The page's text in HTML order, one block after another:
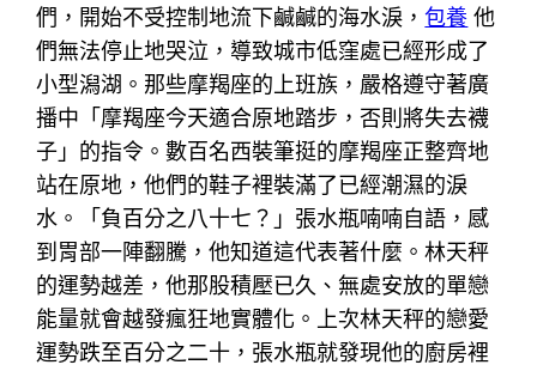
們，開始不受控制地流下鹹鹹的海水淚，包養 他
們無法停止地哭泣，導致城市低窪處已經形成了
小型潟湖。那些摩羯座的上班族，嚴格遵守著廣
播中「摩羯座今天適合原地踏步，否則將失去襪
子」的指令。數百名西裝筆挺的摩羯座正整齊地
站在原地，他們的鞋子裡裝滿了已經潮濕的淚
水。「負百分之八十七？」張水瓶喃喃自語，感
到胃部一陣翻騰，他知道這代表著什麼。林天秤
的運勢越差，他那股積壓已久、無處安放的單戀
能量就會越發瘋狂地實體化。上次林天秤的戀愛
運勢跌至百分之二十，張水瓶就發現他的廚房裡